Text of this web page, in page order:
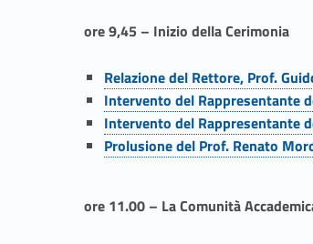
i
I
n
a
u
ore 9,45 – Inizio della Cerimonia
Link identifier #identifier__26648-4
Relazione del Rettore, Prof.
Link identifier #identifier__7306-5
Intervento del Rappresentante
Link identifier #identifier__126862-6
Intervento del Rappresentante
Link identifier #identifier__16353-7
Prolusione del Prof. Renato
ore 11.00 – La Comunità